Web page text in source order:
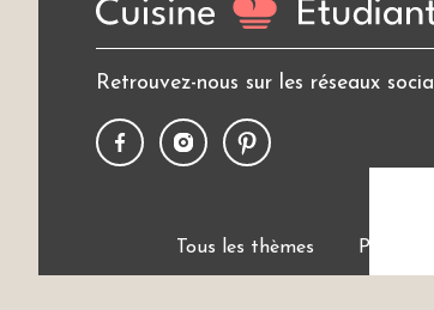
Retrouvez-nous sur les réseaux
Tous les thèmes